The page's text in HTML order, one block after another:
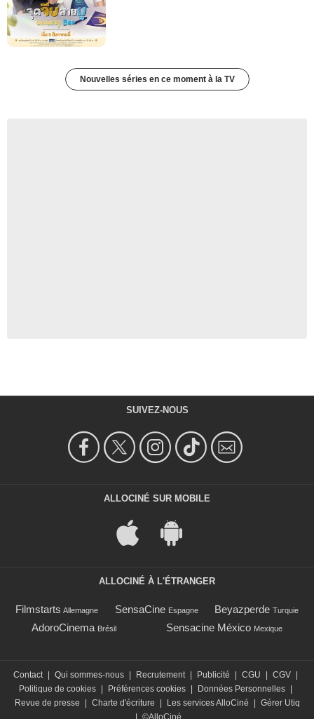
Nouvelles séries en ce moment à la TV
SUIVEZ-NOUS
ALLOCINÉ SUR MOBILE
ALLOCINÉ À L'ÉTRANGER
Filmstarts Allemagne SensaCine Espagne Beyazperde Turquie
AdoroCinema Brésil Sensacine México Mexique
Contact Qui sommes-nous Recrutement Publicité CGU CGV
Politique de cookies
Préférences cookies Données Personnelles
Revue de presse
Charte d'écriture Les services AlloCiné
Gérer Utiq
©AlloCiné